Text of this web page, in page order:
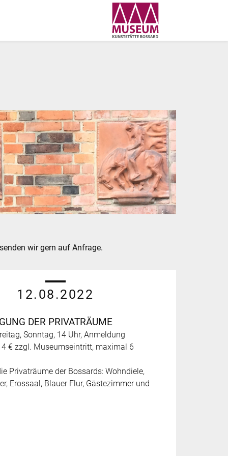
wir gern auf Anfrage.
12.08.2022
DER PRIVATRÄUME
Sonntag, 14 Uhr, Anmeldung
4 € zzgl. Museumseintritt, maximal 6
Privaträume der Bossards: Wohndiele,
Erossaal, Blauer Flur, Gästezimmer und